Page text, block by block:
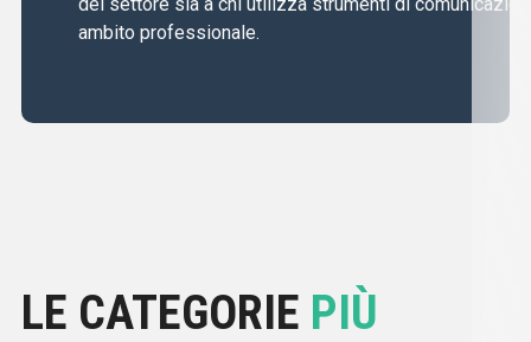
ambito professionale.
LE CATEGORIE PIÙ